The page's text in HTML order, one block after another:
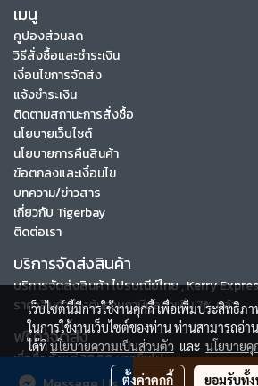
เมนู
คูปองส่วนลด
วิธีสั่งซื้อและชำระเงิน
เงื่อนไขการจัดส่ง
แจ้งชำระเงิน
ติดตามสถานะการสั่งซื้อ
นโยบายเว็บไซต์
นโยบายการคืนสินค้า
ข้อตกลงและเงื่อนไข
บทความ/ข่าวสาร
เกี่ยวกับ Tigerbay
ติดต่อเรา
บริการจัดส่งสินค้า
บริการจัดส่งสินค้า ไปรษณีย์ไทย , Kerry
ราคาสินค้าข้างต้นรวมภาษีมูลค่าเพิ่ม 7% แล้ว
ฟรีค่าจัดส่ง
เมื่อซื้อตั้งแต่ 3000 บาทขึ้นไป
เว็บไซต์นี้มีการใช้งานคุกกี้ เพื่อเพิ่มประสิทธิ
ในการใช้งานเว็บไซต์ของท่าน ท่านสามารถอ่า
ได้ที่นโยบายความเป็นส่วนตัว และ นโยบายคุ
ตั้งค่าคุกกี้ ยอมรับทั้